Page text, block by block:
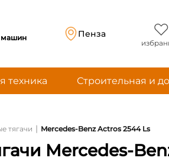
машин
Пенза
техника Строительная и
тягачи | Mercedes-Benz Actros 2544 Ls
Mercedes-